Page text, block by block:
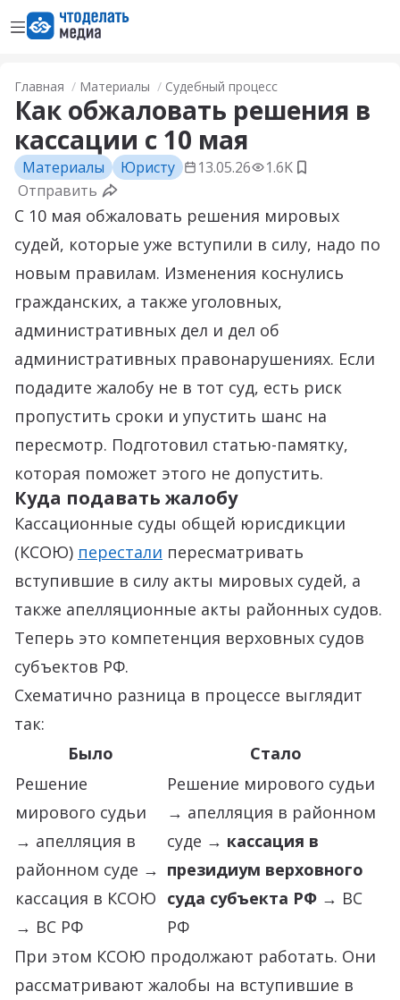
Открыть менюПерейти на главную страницу
Главная Материалы Судебный процесс
Как обжаловать решения в
кассации с 10 мая
Материалы Юристу 13.05.26 1.6K Добавить в
Отправить
С 10 мая обжаловать решения мировых
судей, которые уже вступили в силу, надо по
новым правилам. Изменения коснулись
гражданских, а также уголовных,
административных дел и дел об
административных правонарушениях. Если
подадите жалобу не в тот суд, есть риск
пропустить сроки и упустить шанс на
пересмотр. Подготовил статью-памятку,
которая поможет этого не допустить.
Куда подавать жалобу
Кассационные суды общей юрисдикции
(КСОЮ) перестали пересматривать
вступившие в силу акты мировых судей, а
также апелляционные акты районных судов.
Теперь это компетенция верховных судов
субъектов РФ.
Схематично разница в процессе выглядит
так:
Было
Стало
Решение
мирового судьи
→ апелляция в
районном суде →
кассация в КСОЮ
→ ВС РФ
Решение мирового судьи
→ апелляция в районном
суде → кассация в
президиум верховного
суда субъекта РФ → ВС
РФ
При этом КСОЮ продолжают работать. Они
рассматривают жалобы на вступившие в